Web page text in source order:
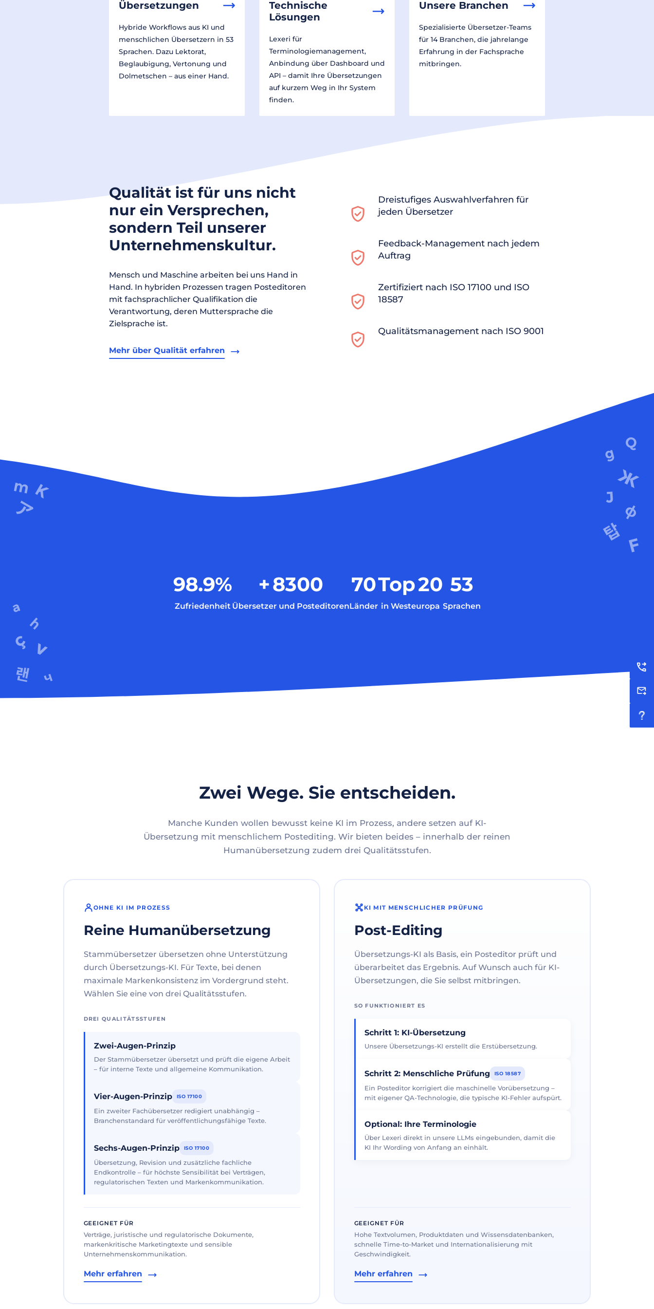
Übersetzungen
Hybride Workflows aus KI und
menschlichen Übersetzern in 53
Sprachen. Dazu Lektorat,
Beglaubigung, Vertonung und
Dolmetschen – aus einer Hand.
Technische
Lösungen
Lexeri für
Terminologiemanagement,
Anbindung über Dashboard und
API – damit Ihre Übersetzungen
auf kurzem Weg in Ihr System
finden.
Unsere Branchen
Spezialisierte Übersetzer-Teams
für 14 Branchen, die jahrelange
Erfahrung in der Fachsprache
mitbringen.
Qualität ist für uns nicht
nur ein Versprechen,
sondern Teil unserer
Unternehmenskultur.
Mensch und Maschine arbeiten bei uns Hand in
Hand. In hybriden Prozessen tragen Posteditoren
mit fachsprachlicher Qualifikation die
Verantwortung, deren Muttersprache die
Zielsprache ist.
Mehr über Qualität erfahren
Dreistufiges Auswahlverfahren für
jeden Übersetzer
Feedback-Management nach jedem
Auftrag
Zertifiziert nach ISO 17100 und ISO
18587
Qualitätsmanagement nach ISO 9001
98.9%
Zufriedenheit
+8300
Übersetzer und Posteditoren
70
Länder
Top20
in Westeuropa
53
Sprachen
Zwei Wege. Sie entscheiden.
Manche Kunden wollen bewusst keine KI im Prozess, andere setzen auf KI-
Übersetzung mit menschlichem Postediting. Wir bieten beides – innerhalb der reinen
Humanübersetzung zudem drei Qualitätsstufen.
OHNE KI IM PROZESS
Reine Humanübersetzung
Stammübersetzer übersetzen ohne Unterstützung
durch Übersetzungs-KI. Für Texte, bei denen
maximale Markenkonsistenz im Vordergrund steht.
Wählen Sie eine von drei Qualitätsstufen.
DREI QUALITÄTSSTUFEN
Zwei-Augen-Prinzip
Der Stammübersetzer übersetzt und prüft die eigene Arbeit
– für interne Texte und allgemeine Kommunikation.
Vier-Augen-Prinzip ISO 17100
Ein zweiter Fachübersetzer redigiert unabhängig –
Branchenstandard für veröffentlichungsfähige Texte.
Sechs-Augen-Prinzip ISO 17100
Übersetzung, Revision und zusätzliche fachliche
Endkontrolle – für höchste Sensibilität bei Verträgen,
regulatorischen Texten und Markenkommunikation.
GEEIGNET FÜR
Verträge, juristische und regulatorische Dokumente,
markenkritische Marketingtexte und sensible
Unternehmenskommunikation.
Mehr erfahren
KI MIT MENSCHLICHER PRÜFUNG
Post-Editing
Übersetzungs-KI als Basis, ein Posteditor prüft und
überarbeitet das Ergebnis. Auf Wunsch auch für KI-
Übersetzungen, die Sie selbst mitbringen.
SO FUNKTIONIERT ES
Schritt 1: KI-Übersetzung
Unsere Übersetzungs-KI erstellt die Erstübersetzung.
Schritt 2: Menschliche Prüfung ISO 18587
Ein Posteditor korrigiert die maschinelle Vorübersetzung –
mit eigener QA-Technologie, die typische KI-Fehler aufspürt.
Optional: Ihre Terminologie
Über Lexeri direkt in unsere LLMs eingebunden, damit die
KI Ihr Wording von Anfang an einhält.
GEEIGNET FÜR
Hohe Textvolumen, Produktdaten und Wissensdatenbanken,
schnelle Time-to-Market und Internationalisierung mit
Geschwindigkeit.
Mehr erfahren